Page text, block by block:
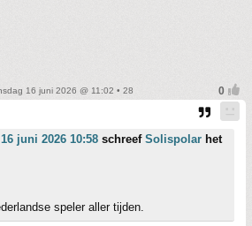
16 juni 2026 @ 11:02 • 28
juni 2026 10:58 schreef Solispolar het
speler aller tijden.